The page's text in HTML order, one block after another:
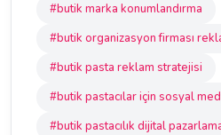
#butik marka konumlandırma
#butik organizasyon firması
#butik pasta reklam stratejisi
#butik pastacılar için sosyal
#butik pastacılık dijital